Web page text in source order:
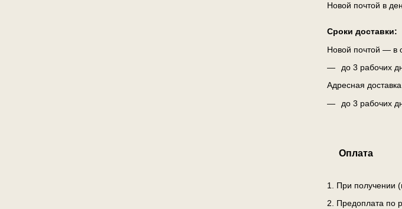
Новой почтой в
Сроки доставки:
Новой почтой — в
до 3 рабочих
Адресная
до 3 рабочих
Оплата
1. При получении
2. Предоплата по